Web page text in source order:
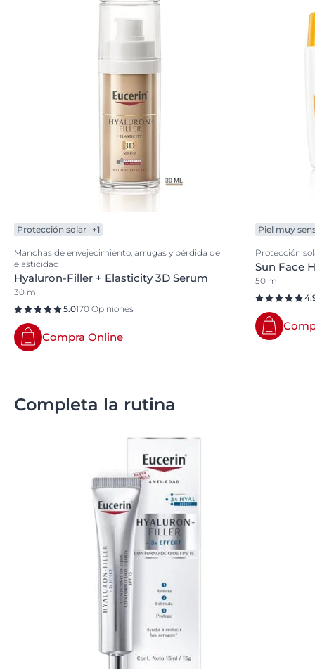
Protección solar +1
Manchas de envejecimiento, arrugas y pérdida de
elasticidad
Hyaluron-Filler + Elasticity 3D Serum
30 ml
5.0170 Opiniones
Compra Online
Piel muy
Protección
Sun Face
50 ml
Completa la rutina